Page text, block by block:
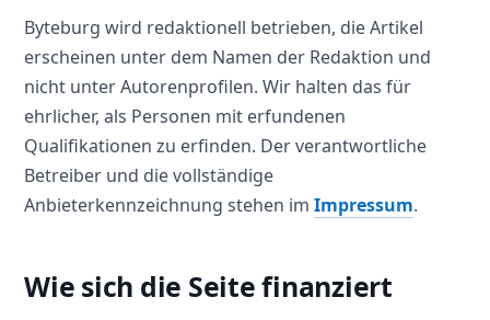
Byteburg wird redaktionell betrieben, die Artikel
erscheinen unter dem Namen der Redaktion und
nicht unter Autorenprofilen. Wir halten das für
ehrlicher, als Personen mit erfundenen
Qualifikationen zu erfinden. Der verantwortliche
Betreiber und die vollständige
Anbieterkennzeichnung stehen im Impressum.
Wie sich die Seite finanziert